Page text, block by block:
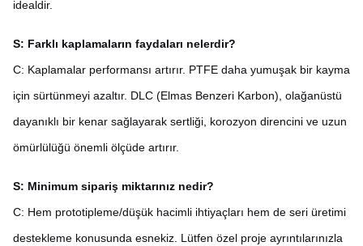
idealdir.
S: Farklı kaplamaların faydaları nelerdir?
C: Kaplamalar performansı artırır. PTFE daha yumuşak bir kayma
için sürtünmeyi azaltır. DLC (Elmas Benzeri Karbon), olağanüstü
dayanıklı bir kenar sağlayarak sertliği, korozyon direncini ve uzun
ömürlülüğü önemli ölçüde artırır.
S: Minimum sipariş miktarınız nedir?
C: Hem prototipleme/düşük hacimli ihtiyaçları hem de seri üretimi
destekleme konusunda esnekiz. Lütfen özel proje ayrıntılarınızla